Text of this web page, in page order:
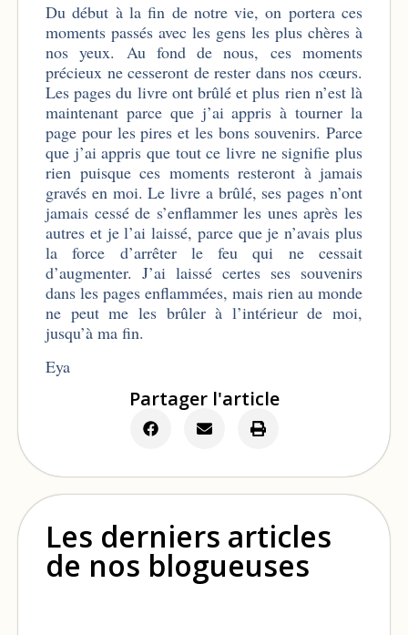
Du début à la fin de notre vie, on portera ces
moments passés avec les gens les plus chères à
nos yeux. Au fond de nous, ces moments
précieux ne cesseront de rester dans nos cœurs.
Les pages du livre ont brûlé et plus rien n’est là
maintenant parce que j’ai appris à tourner la
page pour les pires et les bons souvenirs. Parce
que j’ai appris que tout ce livre ne signifie plus
rien puisque ces moments resteront à jamais
gravés en moi. Le livre a brûlé, ses pages n’ont
jamais cessé de s’enflammer les unes après les
autres et je l’ai laissé, parce que je n’avais plus
la force d’arrêter le feu qui ne cessait
d’augmenter. J’ai laissé certes ses souvenirs
dans les pages enflammées, mais rien au monde
ne peut me les brûler à l’intérieur de moi,
jusqu’à ma fin.
Eya
Partager l'article
Les derniers articles
de nos blogueuses